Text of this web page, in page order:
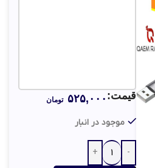
موجود در انبار
قیمت: ۵۲۵,۰۰۰ تومان